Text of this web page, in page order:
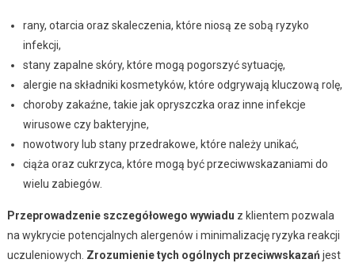
rany, otarcia oraz skaleczenia, które niosą ze sobą ryzyko
infekcji,
stany zapalne skóry, które mogą pogorszyć sytuację,
alergie na składniki kosmetyków, które odgrywają kluczową rolę,
choroby zakaźne, takie jak opryszczka oraz inne infekcje
wirusowe czy bakteryjne,
nowotwory lub stany przedrakowe, które należy unikać,
ciąża oraz cukrzyca, które mogą być przeciwwskazaniami do
wielu zabiegów.
Przeprowadzenie szczegółowego wywiadu z klientem pozwala
na wykrycie potencjalnych alergenów i minimalizację ryzyka reakcji
uczuleniowych. Zrozumienie tych ogólnych przeciwwskazań jest